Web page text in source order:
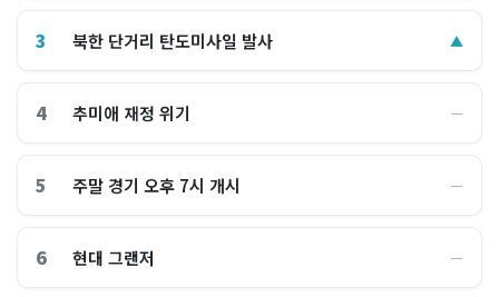
3 북한 단거리 탄도미사일 발사 ▲
4 추미애 재정 위기 ―
5 주말 경기 오후 7시 개시 ―
6 현대 그랜저 ―